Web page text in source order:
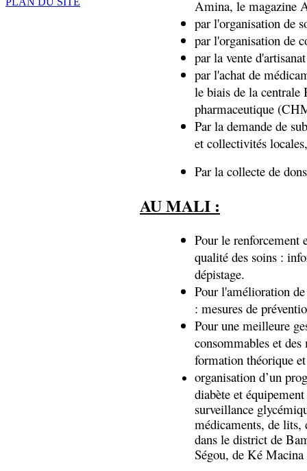
Amina, le magazine
par l'organisation de
par l'organisation de
par la vente
par l'achat de
le biais de la
pharmaceutique
Par la demande de
et collectivités locales,
Par la collecte de
AU MALI :
Pour le renforcement
qualité des soins :
dépistage.
Pour l'amélioration
: mesures de
Pour une meilleure
consommables et
formation théorique
organisation d’un
diabète et
surveillance
médicaments, de lits,
dans le district de
Ségou, de Ké